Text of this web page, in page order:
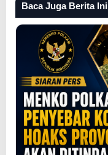
Baca Juga Berita Ini